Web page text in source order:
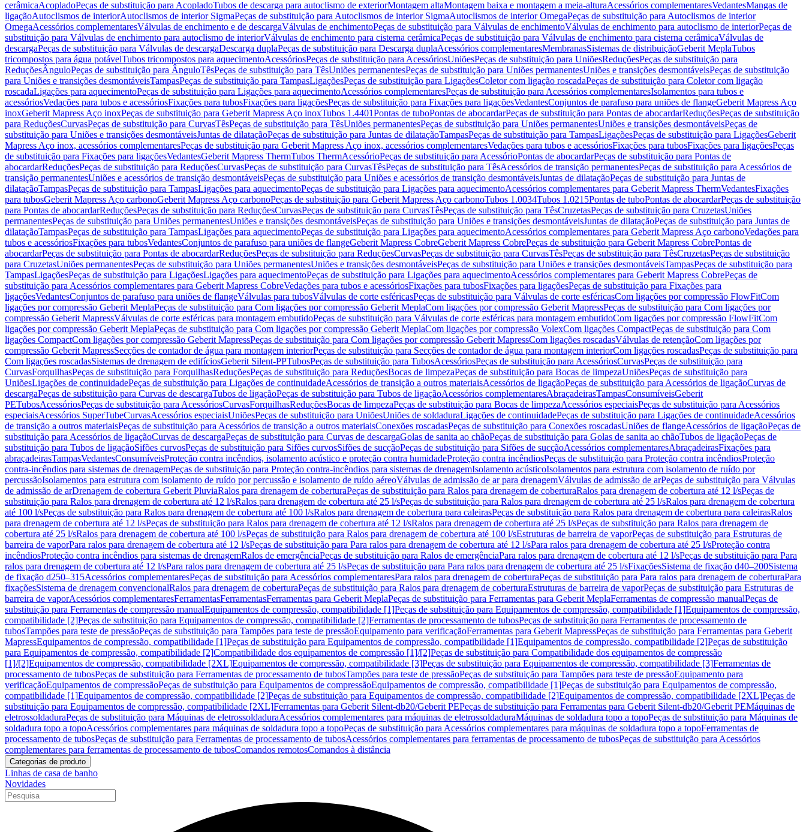
cerâmicaAcopladoPeças de substituição para AcopladoTubos de descarga para autoclismo de exteriorMontagem altaMontagem baixa e montagem a meia-alturaAcessórios complementaresVedantesMangas de
ligaçãoAutoclismos de interiorAutoclismos de interior SigmaPeças de substituição para Autoclismos de interior SigmaAutoclismos de interior OmegaPeças de substituição para Autoclismos de interior
OmegaAcessórios complementaresVálvulas de enchimento e de descargaVálvulas de enchimentoPeças de substituição para Válvulas de enchimentoVálvulas de enchimento para autoclismo de interiorPeças de
substituição para Válvulas de enchimento para autoclismo de interiorVálvulas de enchimento para cisterna cerâmicaPeças de substituição para Válvulas de enchimento para cisterna cerâmicaVálvulas de
descargaPeças de substituição para Válvulas de descargaDescarga duplaPeças de substituição para Descarga duplaAcessórios complementaresMembranasSistemas de distribuiçãoGeberit MeplaTubos
tricompostos para água potávelTubos tricompostos para aquecimentoAcessóriosPeças de substituição para AcessóriosUniõesPeças de substituição para UniõesReduçõesPeças de substituição para
ReduçõesÂnguloPeças de substituição para ÂnguloTêsPeças de substituição para TêsUniões permanentesPeças de substituição para Uniões permanentesUniões e transições desmontáveisPeças de substituição
para Uniões e transições desmontáveisTampasPeças de substituição para TampasLigaçõesPeças de substituição para LigaçõesColetor com ligação roscadaPeças de substituição para Coletor com ligação
roscadaLigações para aquecimentoPeças de substituição para Ligações para aquecimentoAcessórios complementaresPeças de substituição para Acessórios complementaresIsolamentos para tubos e
acessóriosVedações para tubos e acessóriosFixações para tubosFixações para ligaçõesPeças de substituição para Fixações para ligaçõesVedantesConjuntos de parafuso para uniões de flangeGeberit Mapress Aço
inoxGeberit Mapress Aço inoxPeças de substituição para Geberit Mapress Aço inoxTubos 1.4401Pontas de tuboPontas de abocardarPeças de substituição para Pontas de abocardarReduçõesPeças de substituição
para ReduçõesCurvasPeças de substituição para CurvasTêsPeças de substituição para TêsUniões permanentesPeças de substituição para Uniões permanentesUniões e transições desmontáveisPeças de
substituição para Uniões e transições desmontáveisJuntas de dilataçãoPeças de substituição para Juntas de dilataçãoTampasPeças de substituição para TampasLigaçõesPeças de substituição para LigaçõesGeberit
Mapress Aço inox, acessórios complementaresPeças de substituição para Geberit Mapress Aço inox, acessórios complementaresVedações para tubos e acessóriosFixações para tubosFixações para ligaçõesPeças
de substituição para Fixações para ligaçõesVedantesGeberit Mapress ThermTubos ThermAcessórioPeças de substituição para AcessórioPontas de abocardarPeças de substituição para Pontas de
abocardarReduçõesPeças de substituição para ReduçõesCurvasPeças de substituição para CurvasTêsPeças de substituição para TêsAcessórios de transição permanentesPeças de substituição para Acessórios de
transição permanentesUniões e acessórios de transição desmontáveisPeças de substituição para Uniões e acessórios de transição desmontáveisJuntas de dilataçãoPeças de substituição para Juntas de
dilataçãoTampasPeças de substituição para TampasLigações para aquecimentoPeças de substituição para Ligações para aquecimentoAcessórios complementares para Geberit Mapress ThermVedantesFixações
para tubosGeberit Mapress Aço carbonoGeberit Mapress Aço carbonoPeças de substituição para Geberit Mapress Aço carbonoTubos 1.0034Tubos 1.0215Pontas de tuboPontas de abocardarPeças de substituição
para Pontas de abocardarReduçõesPeças de substituição para ReduçõesCurvasPeças de substituição para CurvasTêsPeças de substituição para TêsCruzetasPeças de substituição para CruzetasUniões
permanentesPeças de substituição para Uniões permanentesUniões e transições desmontáveisPeças de substituição para Uniões e transições desmontáveisJuntas de dilataçãoPeças de substituição para Juntas de
dilataçãoTampasPeças de substituição para TampasLigações para aquecimentoPeças de substituição para Ligações para aquecimentoAcessórios complementares para Geberit Mapress Aço carbonoVedações para
tubos e acessóriosFixações para tubosVedantesConjuntos de parafuso para uniões de flangeGeberit Mapress CobreGeberit Mapress CobrePeças de substituição para Geberit Mapress CobrePontas de
abocardarPeças de substituição para Pontas de abocardarReduçõesPeças de substituição para ReduçõesCurvasPeças de substituição para CurvasTêsPeças de substituição para TêsCruzetasPeças de substituição
para CruzetasUniões permanentesPeças de substituição para Uniões permanentesUniões e transições desmontáveisPeças de substituição para Uniões e transições desmontáveisTampasPeças de substituição para
TampasLigaçõesPeças de substituição para LigaçõesLigações para aquecimentoPeças de substituição para Ligações para aquecimentoAcessórios complementares para Geberit Mapress CobrePeças de
substituição para Acessórios complementares para Geberit Mapress CobreVedações para tubos e acessóriosFixações para tubosFixações para ligaçõesPeças de substituição para Fixações para
ligaçõesVedantesConjuntos de parafuso para uniões de flangeVálvulas para tubosVálvulas de corte esféricasPeças de substituição para Válvulas de corte esféricasCom ligações por compressão FlowFitCom
ligações por compressão Geberit MeplaPeças de substituição para Com ligações por compressão Geberit MeplaCom ligações por compressão Geberit MapressPeças de substituição para Com ligações por
compressão Geberit MapressVálvulas de corte esféricas para montagem embutidoPeças de substituição para Válvulas de corte esféricas para montagem embutidoCom ligações por compressão FlowFitCom
ligações por compressão Geberit MeplaPeças de substituição para Com ligações por compressão Geberit MeplaCom ligações por compressão VolexCom ligações CompactPeças de substituição para Com
ligações CompactCom ligações por compressão Geberit MapressPeças de substituição para Com ligações por compressão Geberit MapressCom ligações roscadasVálvulas de retençãoCom ligações por
compressão Geberit MapressSecções de contador de água para montagem interiorPeças de substituição para Secções de contador de água para montagem interiorCom ligações roscadasPeças de substituição para
Com ligações roscadasSistemas de drenagem de edifíciosGeberit Silent-PPTubosPeças de substituição para TubosAcessóriosPeças de substituição para AcessóriosCurvasPeças de substituição para
CurvasForquilhasPeças de substituição para ForquilhasReduçõesPeças de substituição para ReduçõesBocas de limpezaPeças de substituição para Bocas de limpezaUniõesPeças de substituição para
UniõesLigações de continuidadePeças de substituição para Ligações de continuidadeAcessórios de transição a outros materiaisAcessórios de ligaçãoPeças de substituição para Acessórios de ligaçãoCurvas de
descargaPeças de substituição para Curvas de descargaTubos de ligaçãoPeças de substituição para Tubos de ligaçãoAcessórios complementaresAbraçadeirasTampasConsumíveisGeberit
PETubosAcessóriosPeças de substituição para AcessóriosCurvasForquilhasReduçõesBocas de limpezaPeças de substituição para Bocas de limpezaAcessórios especiaisPeças de substituição para Acessórios
especiaisAcessórios SuperTubeCurvasAcessórios especiaisUniõesPeças de substituição para UniõesUniões de soldaduraLigações de continuidadePeças de substituição para Ligações de continuidadeAcessórios
de transição a outros materiaisPeças de substituição para Acessórios de transição a outros materiaisConexões roscadasPeças de substituição para Conexões roscadasUniões de flangeAcessórios de ligaçãoPeças de
substituição para Acessórios de ligaçãoCurvas de descargaPeças de substituição para Curvas de descargaGolas de sanita ao chãoPeças de substituição para Golas de sanita ao chãoTubos de ligaçãoPeças de
substituição para Tubos de ligaçãoSifões curvosPeças de substituição para Sifões curvosSifões de sucçãoPeças de substituição para Sifões de sucçãoAcessórios complementaresAbraçadeirasFixações para
abraçadeirasTampasVedantesConsumíveisProteção contra incêndios, isolamento acústico e proteção contra humidadeProteção contra incêndiosPeças de substituição para Proteção contra incêndiosProteção
contra-incêndios para sistemas de drenagemPeças de substituição para Proteção contra-incêndios para sistemas de drenagemIsolamento acústicoIsolamentos para estrutura com isolamento de ruído por
percussãoIsolamentos para estrutura com isolamento de ruído por percussão e isolamento de ruído aéreoVálvulas de admissão de ar para drenagemVálvulas de admissão de arPeças de substituição para Válvulas
de admissão de arDrenagem de cobertura Geberit PluviaRalos para drenagem de coberturaPeças de substituição para Ralos para drenagem de coberturaRalos para drenagem de cobertura até 12 l/sPeças de
substituição para Ralos para drenagem de cobertura até 12 l/sRalos para drenagem de cobertura até 25 l/sPeças de substituição para Ralos para drenagem de cobertura até 25 l/sRalos para drenagem de cobertura
até 100 l/sPeças de substituição para Ralos para drenagem de cobertura até 100 l/sRalos para drenagem de cobertura para caleirasPeças de substituição para Ralos para drenagem de cobertura para caleirasRalos
para drenagem de cobertura até 12 l/sPeças de substituição para Ralos para drenagem de cobertura até 12 l/sRalos para drenagem de cobertura até 25 l/sPeças de substituição para Ralos para drenagem de
cobertura até 25 l/sRalos para drenagem de cobertura até 100 l/sPeças de substituição para Ralos para drenagem de cobertura até 100 l/sEstruturas de barreira de vaporPeças de substituição para Estruturas de
barreira de vaporPara ralos para drenagem de cobertura até 12 l/sPeças de substituição para Para ralos para drenagem de cobertura até 12 l/sPara ralos para drenagem de cobertura até 25 l/sProteção contra
incêndiosProteção contra incêndios para sistemas de drenagemRalos de emergênciaPeças de substituição para Ralos de emergênciaPara ralos para drenagem de cobertura até 12 l/sPeças de substituição para Para
ralos para drenagem de cobertura até 12 l/sPara ralos para drenagem de cobertura até 25 l/sPeças de substituição para Para ralos para drenagem de cobertura até 25 l/sFixaçõesSistema de fixação d40–200Sistema
de fixação d250–315Acessórios complementaresPeças de substituição para Acessórios complementaresPara ralos para drenagem de coberturaPeças de substituição para Para ralos para drenagem de coberturaPara
fixaçõesSistema de drenagem convencionalRalos para drenagem de coberturaPeças de substituição para Ralos para drenagem de coberturaEstruturas de barreira de vaporPeças de substituição para Estruturas de
barreira de vaporAcessórios complementaresFerramentasFerramentasFerramentas para Geberit MeplaPeças de substituição para Ferramentas para Geberit MeplaFerramentas de compressão manualPeças de
substituição para Ferramentas de compressão manualEquipamentos de compressão, compatibilidade [1]Peças de substituição para Equipamentos de compressão, compatibilidade [1]Equipamentos de compressão,
compatibilidade [2]Peças de substituição para Equipamentos de compressão, compatibilidade [2]Ferramentas de processamento de tubosPeças de substituição para Ferramentas de processamento de
tubosTampões para teste de pressãoPeças de substituição para Tampões para teste de pressãoEquipamento para verificaçãoFerramentas para Geberit MapressPeças de substituição para Ferramentas para Geberit
MapressEquipamentos de compressão, compatibilidade [1]Peças de substituição para Equipamentos de compressão, compatibilidade [1]Equipamentos de compressão, compatibilidade [2]Peças de substituição
para Equipamentos de compressão, compatibilidade [2]Compatibilidade dos equipamentos de compressão [1]/[2]Peças de substituição para Compatibilidade dos equipamentos de compressão
[1]/[2]Equipamentos de compressão, compatibilidade [2XL]Equipamentos de compressão, compatibilidade [3]Peças de substituição para Equipamentos de compressão, compatibilidade [3]Ferramentas de
processamento de tubosPeças de substituição para Ferramentas de processamento de tubosTampões para teste de pressãoPeças de substituição para Tampões para teste de pressãoEquipamento para
verificaçãoEquipamentos de compressãoPeças de substituição para Equipamentos de compressãoEquipamentos de compressão, compatibilidade [1]Peças de substituição para Equipamentos de compressão,
compatibilidade [1]Equipamentos de compressão, compatibilidade [2]Peças de substituição para Equipamentos de compressão, compatibilidade [2]Equipamentos de compressão, compatibilidade [2XL]Peças de
substituição para Equipamentos de compressão, compatibilidade [2XL]Ferramentas para Geberit Silent-db20/Geberit PEPeças de substituição para Ferramentas para Geberit Silent-db20/Geberit PEMáquinas de
eletrossoldaduraPeças de substituição para Máquinas de eletrossoldaduraAcessórios complementares para máquinas de eletrossoldaduraMáquinas de soldadura topo a topoPeças de substituição para Máquinas de
soldadura topo a topoAcessórios complementares para máquinas de soldadura topo a topoPeças de substituição para Acessórios complementares para máquinas de soldadura topo a topoFerramentas de
processamento de tubosPeças de substituição para Ferramentas de processamento de tubosAcessórios complementares para ferramentas de processamento de tubosPeças de substituição para Acessórios
complementares para ferramentas de processamento de tubosComandos remotosComandos à distância
Categorias de produto
Linhas de casa de banho
Novidades